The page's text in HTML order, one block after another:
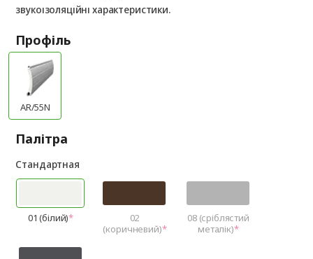
звукоізоляційні характеристики.
Профіль
AR/55N
Палітра
Стандартная
01 (білий)
02
(коричневий)
08 (сріблястий
металік)